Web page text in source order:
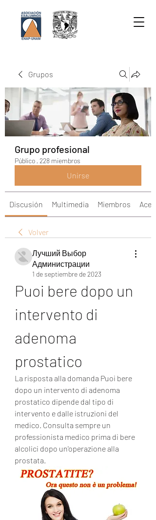
Grupos
Grupo profesional
Público · 228 miembros
Unirse
Discusión Multimedia Miembros
Volver
Лучший Выбор
Администрации
1 de septiembre de 2023
Puoi bere dopo un
intervento di
adenoma
prostatico
La risposta alla domanda Puoi bere
dopo un intervento di adenoma
prostatico dipende dal tipo di
intervento e dalle istruzioni del
medico. Consulta sempre un
professionista medico prima di bere
alcolici dopo un'operazione alla
prostata.